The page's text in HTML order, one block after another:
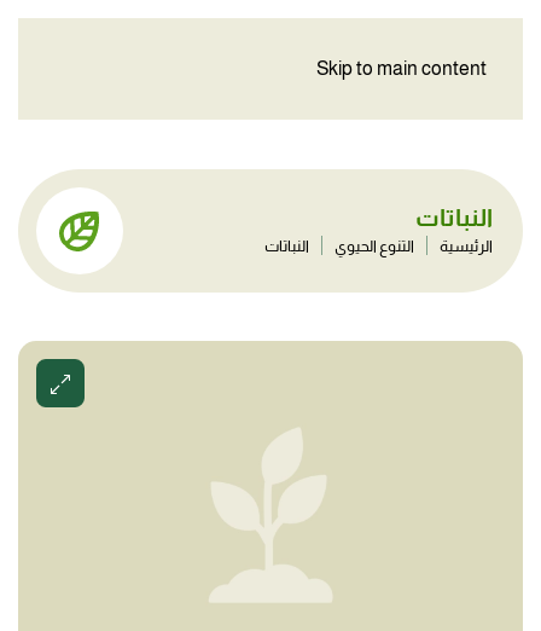
Skip to main content
النباتات
الرئيسية التنوع الحيوي النباتات